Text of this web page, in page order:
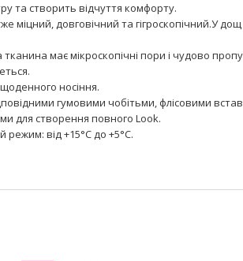
та створить відчуття комфорту.
міцний, довговічний та гігроскопічний.У
має мікроскопічні пори і чудово
носіння.
гумовими чобітьми, флісовими
для створення повного Look.
від +15°C до +5°C.